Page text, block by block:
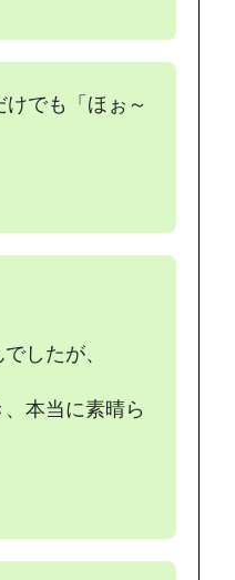
でも「ほぉ～
したが、
本当に素晴ら